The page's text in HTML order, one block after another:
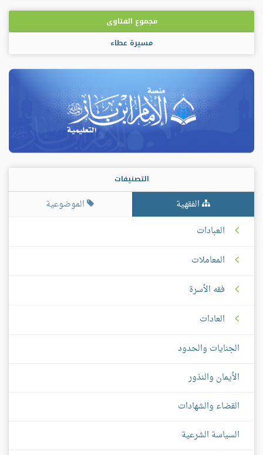
مجموع الفتاوى
مسيرة عطاء
التصنيفات
الفقهية
الموضوعية
العبادات
المعاملات
فقه الأسرة
العادات
الجنايات والحدود
الأيمان والنذور
القضاء والشهادات
السياسة الشرعية